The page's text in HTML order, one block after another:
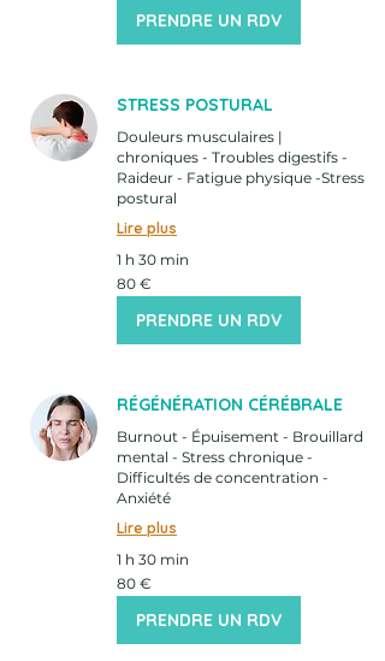
PRENDRE UN RDV
STRESS POSTURAL
Douleurs musculaires |
chroniques - Troubles digestifs -
Raideur - Fatigue physique -Stress
postural
Lire plus
1 h 30 min
80
euros
80 €
PRENDRE UN RDV
RÉGÉNÉRATION CÉRÉBRALE
Burnout - Épuisement - Brouillard
mental - Stress chronique -
Difficultés de concentration -
Anxiété
Lire plus
1 h 30 min
80
euros
80 €
PRENDRE UN RDV